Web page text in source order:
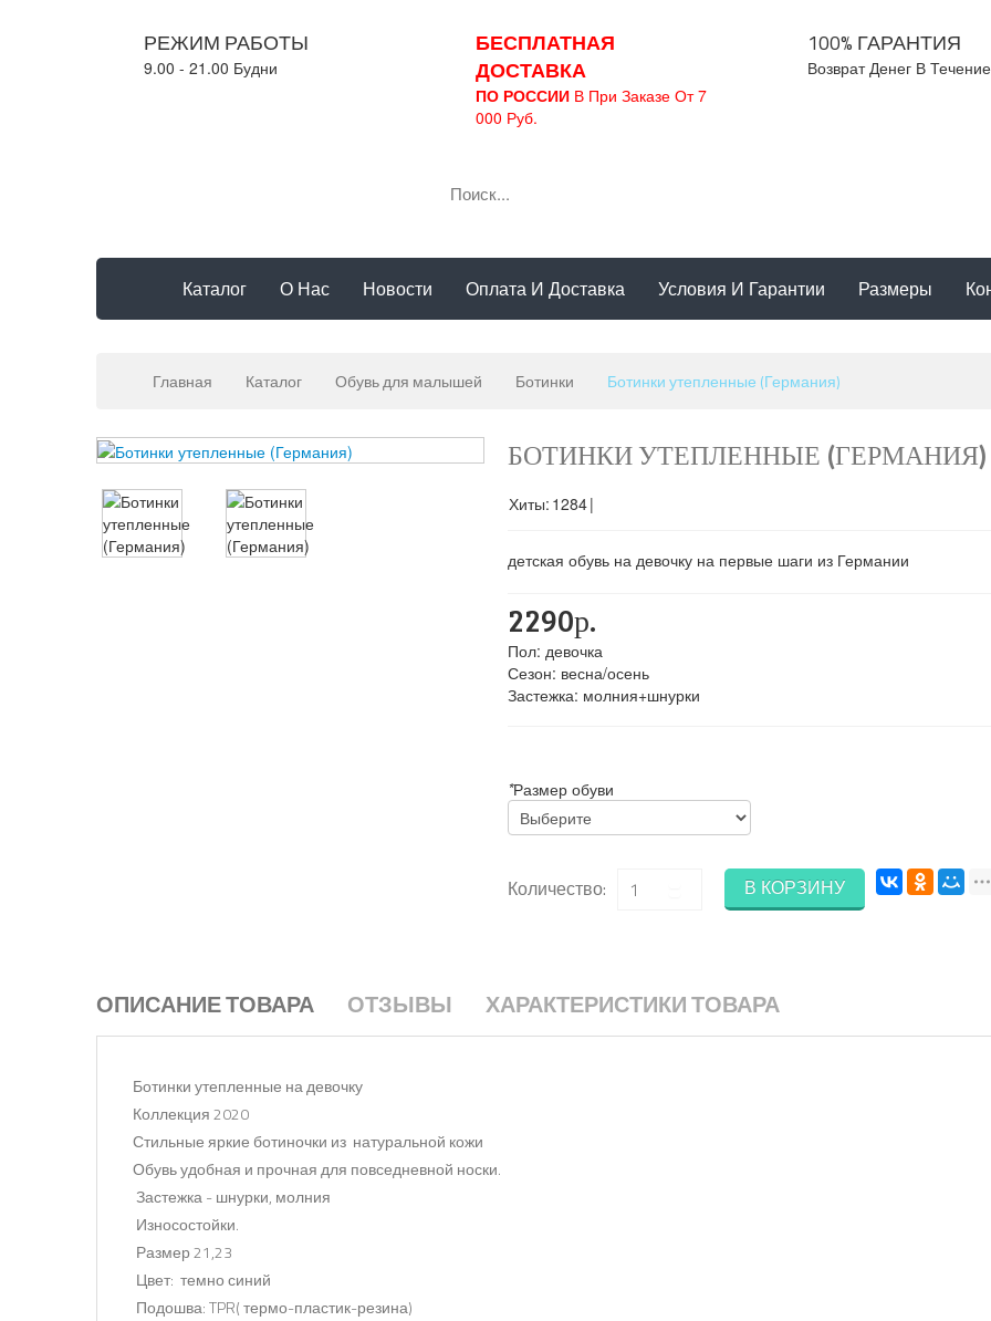
РЕЖИМ РАБОТЫ
9.00 - 21.00 Будни
БЕСПЛАТНАЯ
ДОСТАВКА
ПО РОССИИ В При Заказе От 7
000 Руб.
100% ГАРАНТИЯ
Возврат Денег В
Каталог О Нас Новости Оплата И Доставка Условия И Гарантии Размеры
Главная Каталог Обувь для малышей Ботинки Ботинки утепленные (Германия)
БОТИНКИ УТЕПЛЕННЫЕ (ГЕРМАНИЯ)
Хиты: 1284|
детская обувь на девочку на первые шаги из Германии
2290р.
Пол: девочка
Сезон: весна/осень
Застежка: молния+шнурки
*Размер обуви
Количество: В КОРЗИНУ
ОПИСАНИЕ ТОВАРА ОТЗЫВЫ ХАРАКТЕРИСТИКИ ТОВАРА
Ботинки утепленные на девочку
Коллекция 2020
Стильные яркие ботиночки из натуральной кожи
Обувь удобная и прочная для повседневной носки.
Застежка - шнурки, молния
Износостойки.
Размер 21,23
Цвет: темно синий
Подошва: TPR( термо-пластик-резина)